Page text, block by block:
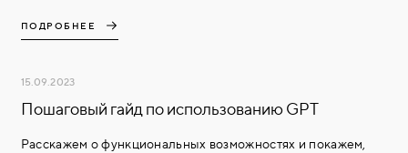
ПОДРОБНЕЕ
15.09.2023
Пошаговый гайд по использованию GPT
Расскажем о функциональных возможностях и покажем,